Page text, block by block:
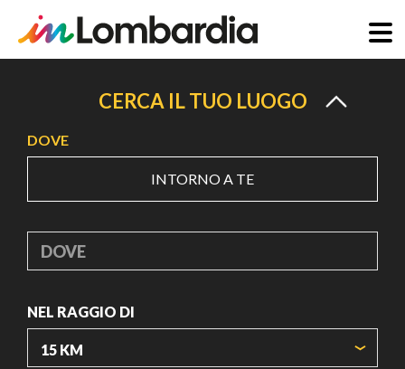
principale
CERCA IL TUO LUOGO
DOVE
INTORNO A TE
DOVE
NEL RAGGIO DI